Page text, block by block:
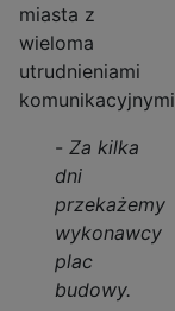
miasta z
wieloma
utrudnieniami
- Za kilka
dni
przekażemy
wykonawcy
plac
budowy.